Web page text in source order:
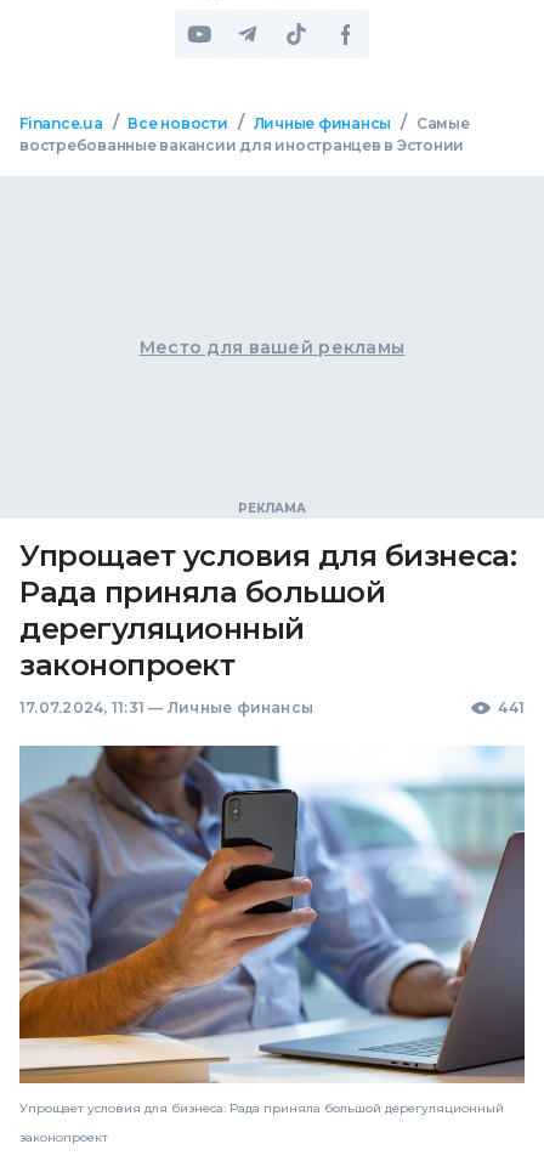
Finance.ua / Все новости / Личные финансы /
Самые
востребованные вакансии для иностранцев в Эстонии
Место для вашей рекламы
Упрощает условия для бизнеса:
Рада приняла большой
дерегуляционный
законопроект
17.07.2024, 11:31 — Личные финансы 441
Упрощает условия для бизнеса: Рада приняла большой дерегуляционный
законопроект